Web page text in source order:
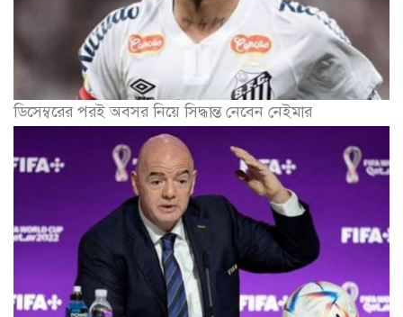
ডিসেম্বরের পরই অবসর নিয়ে সিদ্ধান্ত নেবেন নেইমার